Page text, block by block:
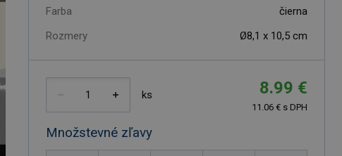
Farba
čierna
Rozmery
Ø8,1 x 10,5 cm
ks 8.99 €
11.06 € s DPH
Množstevné zľavy